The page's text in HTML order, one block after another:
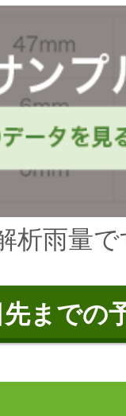
析雨量で
までの